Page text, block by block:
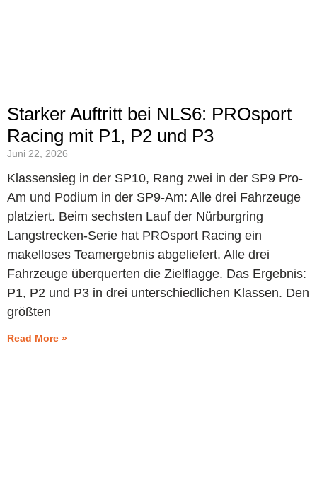
Starker Auftritt bei NLS6: PROsport
Racing mit P1, P2 und P3
Juni 22, 2026
Klassensieg in der SP10, Rang zwei in der SP9 Pro-
Am und Podium in der SP9-Am: Alle drei Fahrzeuge
platziert. Beim sechsten Lauf der Nürburgring
Langstrecken-Serie hat PROsport Racing ein
makelloses Teamergebnis abgeliefert. Alle drei
Fahrzeuge überquerten die Zielflagge. Das Ergebnis:
P1, P2 und P3 in drei unterschiedlichen Klassen. Den
größten
Read More »